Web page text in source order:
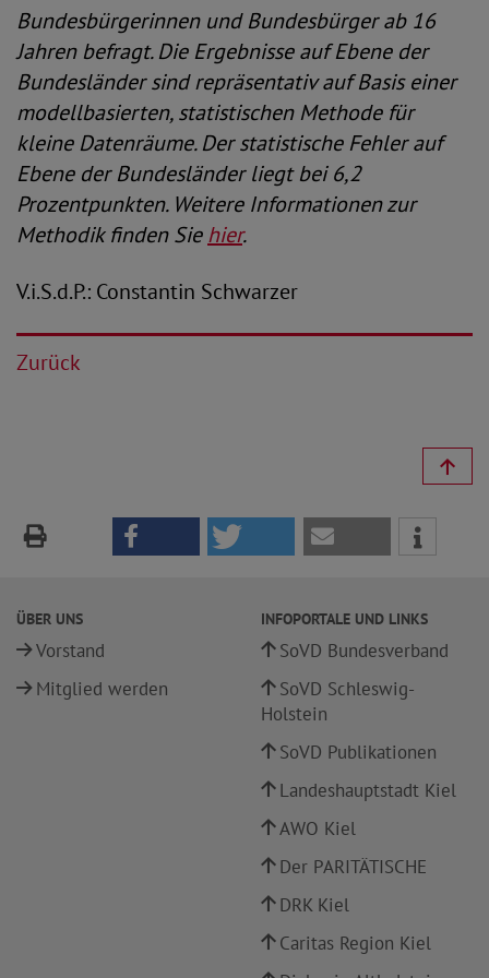
Bundesbürgerinnen und Bundesbürger ab 16
Jahren befragt. Die Ergebnisse auf Ebene der
Bundesländer sind repräsentativ auf Basis einer
modellbasierten, statistischen Methode für
kleine Datenräume. Der statistische Fehler auf
Ebene der Bundesländer liegt bei 6,2
Prozentpunkten. Weitere Informationen zur
Methodik finden Siehier.
V.i.S.d.P.: Constantin Schwarzer
Zurück
ÜBER UNS
Vorstand
Mitglied werden
INFOPORTALE UND LINKS
SoVD Bundesverband
SoVD Schleswig-
Holstein
SoVD Publikationen
Landeshauptstadt Kiel
AWO Kiel
Der PARITÄTISCHE
DRK Kiel
Caritas Region Kiel